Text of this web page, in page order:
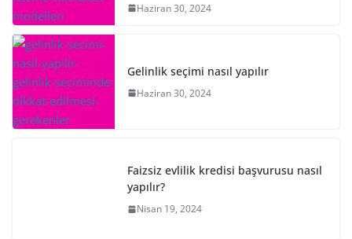
Haziran 30, 2024
Gelinlik seçimi nasıl yapılır
Haziran 30, 2024
Faizsiz evlilik kredisi başvurusu nasıl
yapılır?
Nisan 19, 2024